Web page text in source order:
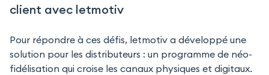
client avec letmotiv
Pour répondre à ces défis, letmotiv a développé une
solution pour les distributeurs : un programme de néo-
fidélisation qui croise les canaux physiques et digitaux.